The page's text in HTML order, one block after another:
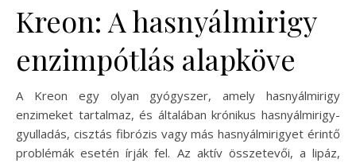
Kreon: A hasnyálmirigy
enzimpótlás alapköve
A Kreon egy olyan gyógyszer, amely hasnyálmirigy
enzimeket tartalmaz, és általában krónikus hasnyálmirigy-
gyulladás, cisztás fibrózis vagy más hasnyálmirigyet érintő
problémák esetén írják fel. Az aktív összetevői, a lipáz,